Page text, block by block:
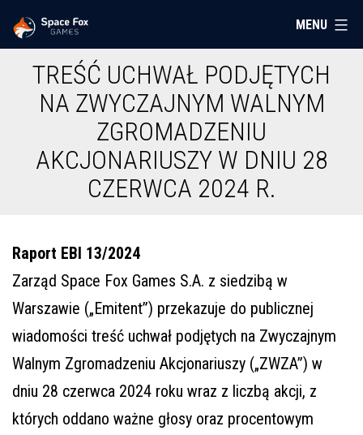
Przejdź
do
treści
Space
Fox
Games
MENU
TREŚĆ UCHWAŁ PODJĘTYCH
NA ZWYCZAJNYM WALNYM
ZGROMADZENIU
AKCJONARIUSZY W DNIU 28
CZERWCA 2024 R.
Raport EBI 13/2024
Zarząd Space Fox Games S.A. z siedzibą w
Warszawie („Emitent”) przekazuje do publicznej
wiadomości treść uchwał podjętych na Zwyczajnym
Walnym Zgromadzeniu Akcjonariuszy („ZWZA”) w
dniu 28 czerwca 2024 roku wraz z liczbą akcji, z
których oddano ważne głosy oraz procentowym